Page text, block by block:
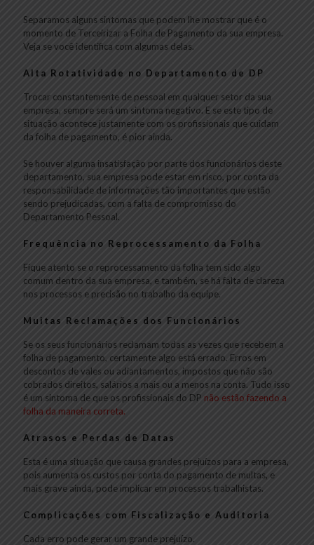
Separamos alguns sintomas que podem lhe mostrar que é o
momento de Terceirizar a Folha de Pagamento da sua empresa.
Veja se você identifica com algumas delas.
Alta Rotatividade no Departamento de DP
Trocar constantemente de pessoal em qualquer setor da sua
empresa, sempre será um sintoma negativo. E se este tipo de
situação acontece justamente com os profissionais que cuidam
da folha de pagamento, é pior ainda.
Se houver alguma insatisfação por parte dos funcionários deste
departamento, sua empresa pode estar em risco, por conta da
responsabilidade de informações tão importantes que estão
sendo prejudicadas, com a falta de compromisso do
Departamento Pessoal.
Frequência no Reprocessamento da Folha
Fique atento se o reprocessamento da folha tem sido algo
comum dentro da sua empresa, e também, se há falta de clareza
nos processos e precisão no trabalho da equipe.
Muitas Reclamações dos Funcionários
Se os seus funcionários reclamam todas as vezes que recebem a
folha de pagamento, certamente algo está errado. Erros em
descontos de vales ou adiantamentos, impostos que não são
cobrados direitos, salários a mais ou a menos na conta. Tudo isso
é um sintoma de que os profissionais do DP não estão fazendo a
folha da maneira correta.
Atrasos e Perdas de Datas
Esta é uma situação que causa grandes prejuízos para a empresa,
pois aumenta os custos por conta do pagamento de multas, e
mais grave ainda, pode implicar em processos trabalhistas.
Complicações com Fiscalização e Auditoria
Cada erro pode gerar um grande prejuízo.